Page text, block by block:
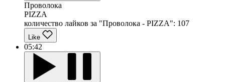
Проволока
PIZZA
количество лайков за "Проволока - PIZZA": 107
Like
05:42